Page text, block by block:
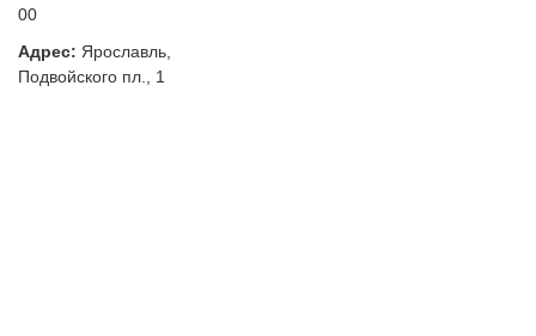
00
Адрес: Ярославль,
Подвойского пл., 1